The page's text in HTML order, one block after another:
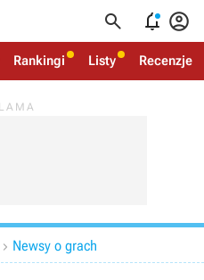
  
Rankingi Listy Recenzje
 Newsy o grach